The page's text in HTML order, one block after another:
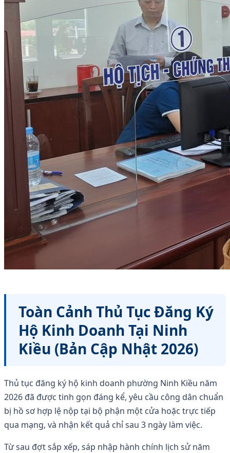
Toàn Cảnh Thủ Tục Đăng Ký
Hộ Kinh Doanh Tại Ninh
Kiều (Bản Cập Nhật 2026)
Thủ tục đăng ký hộ kinh doanh phường Ninh Kiều năm
2026 đã được tinh gọn đáng kể, yêu cầu công dân chuẩn
bị hồ sơ hợp lệ nộp tại bộ phận một cửa hoặc trực tiếp
qua mạng, và nhận kết quả chỉ sau 3 ngày làm việc.
Từ sau đợt sắp xếp, sáp nhập hành chính lịch sử năm